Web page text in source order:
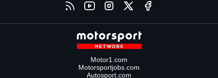
Motor1.com
Motorsportjobs.com